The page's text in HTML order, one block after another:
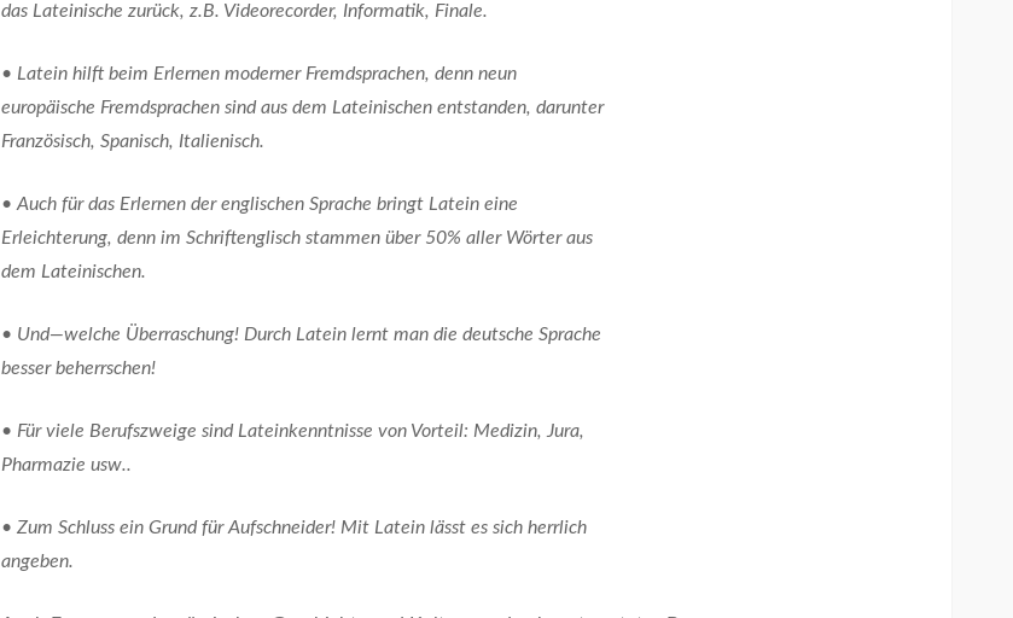
das Lateinische zurück, z.B. Videorecorder, Informatik, Finale.
• Latein hilft beim Erlernen moderner Fremdsprachen, denn neun
europäische Fremdsprachen sind aus dem Lateinischen entstanden, darunter
Französisch, Spanisch, Italienisch.
• Auch für das Erlernen der englischen Sprache bringt Latein eine
Erleichterung, denn im Schriftenglisch stammen über 50% aller Wörter aus
dem Lateinischen.
• Und—welche Überraschung! Durch Latein lernt man die deutsche Sprache
besser beherrschen!
• Für viele Berufszweige sind Lateinkenntnisse von Vorteil: Medizin, Jura,
Pharmazie usw..
• Zum Schluss ein Grund für Aufschneider! Mit Latein lässt es sich herrlich
angeben.